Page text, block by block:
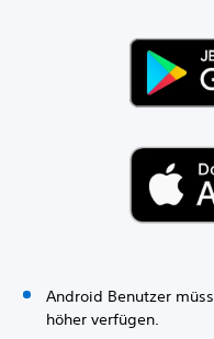
Android Benutzer
höher verfügen.